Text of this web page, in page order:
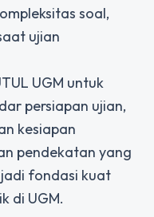
soal,
ujian
UGM untuk
persiapan ujian,
kesiapan
pendekatan yang
fondasi kuat
di UGM.